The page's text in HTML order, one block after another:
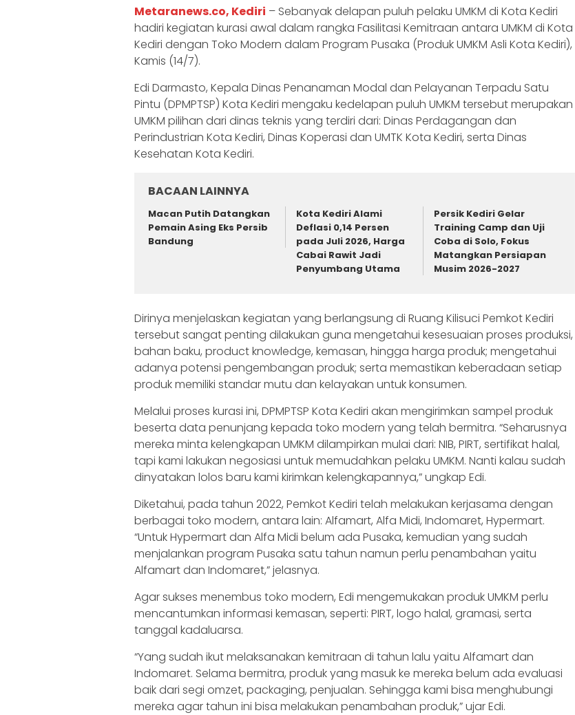
Metaranews.co, Kediri – Sebanyak delapan puluh pelaku UMKM di Kota Kediri
hadiri kegiatan kurasi awal dalam rangka Fasilitasi Kemitraan antara UMKM di Kota
Kediri dengan Toko Modern dalam Program Pusaka (Produk UMKM Asli Kota Kediri),
Kamis (14/7).
Edi Darmasto, Kepala Dinas Penanaman Modal dan Pelayanan Terpadu Satu
Pintu (DPMPTSP) Kota Kediri mengaku kedelapan puluh UMKM tersebut merupakan
UMKM pilihan dari dinas teknis yang terdiri dari: Dinas Perdagangan dan
Perindustrian Kota Kediri, Dinas Koperasi dan UMTK Kota Kediri, serta Dinas
Kesehatan Kota Kediri.
BACAAN LAINNYA
Macan Putih Datangkan
Pemain Asing Eks Persib
Bandung
Kota Kediri Alami
Deflasi 0,14 Persen
pada Juli 2026, Harga
Cabai Rawit Jadi
Penyumbang Utama
Persik Kediri Gelar
Training Camp dan Uji
Coba di Solo, Fokus
Matangkan Persiapan
Musim 2026-2027
Dirinya menjelaskan kegiatan yang berlangsung di Ruang Kilisuci Pemkot Kediri
tersebut sangat penting dilakukan guna mengetahui kesesuaian proses produksi,
bahan baku, product knowledge, kemasan, hingga harga produk; mengetahui
adanya potensi pengembangan produk; serta memastikan keberadaan setiap
produk memiliki standar mutu dan kelayakan untuk konsumen.
Melalui proses kurasi ini, DPMPTSP Kota Kediri akan mengirimkan sampel produk
beserta data penunjang kepada toko modern yang telah bermitra. “Seharusnya
mereka minta kelengkapan UMKM dilampirkan mulai dari: NIB, PIRT, sertifikat halal,
tapi kami lakukan negosiasi untuk memudahkan pelaku UMKM. Nanti kalau sudah
dinyatakan lolos baru kami kirimkan kelengkapannya,” ungkap Edi.
Diketahui, pada tahun 2022, Pemkot Kediri telah melakukan kerjasama dengan
berbagai toko modern, antara lain: Alfamart, Alfa Midi, Indomaret, Hypermart.
“Untuk Hypermart dan Alfa Midi belum ada Pusaka, kemudian yang sudah
menjalankan program Pusaka satu tahun namun perlu penambahan yaitu
Alfamart dan Indomaret,” jelasnya.
Agar sukses menembus toko modern, Edi mengemukakan produk UMKM perlu
mencantumkan informasi kemasan, seperti: PIRT, logo halal, gramasi, serta
tanggal kadaluarsa.
“Yang sudah ikut melaksanakan kemitraan di tahun lalu yaitu Alfamart dan
Indomaret. Selama bermitra, produk yang masuk ke mereka belum ada evaluasi
baik dari segi omzet, packaging, penjualan. Sehingga kami bisa menghubungi
mereka agar tahun ini bisa melakukan penambahan produk,” ujar Edi.